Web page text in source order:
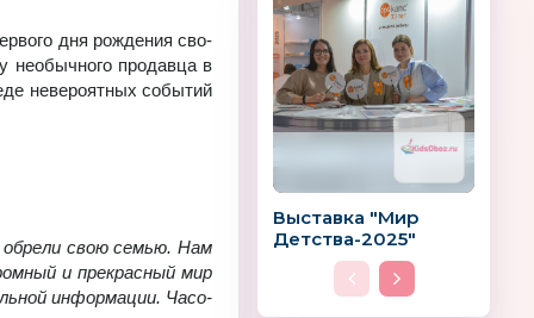
дня рож­де­ния сво­
необыч­но­го про­дав­ца в
неве­ро­ят­ных со­бы­тий
свою се­мью. Нам
и пре­крас­ный мир
ин­фор­ма­ции. Ча­со­
Выставка "Мир
Детства-2025"